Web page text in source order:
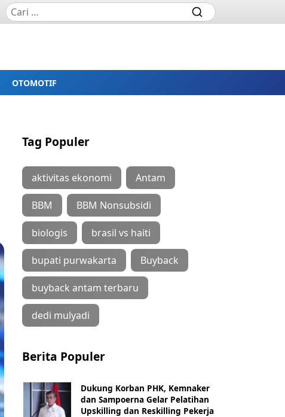
OTOMOTIF
Tag Populer
aktivitas ekonomi Antam
BBM BBM Nonsubsidi
biologis brasil vs haiti
bupati purwakarta Buyback
buyback antam terbaru
dedi mulyadi
Berita Populer
Dukung Korban PHK, Kemnaker
dan Sampoerna Gelar Pelatihan
Upskilling dan Reskilling Pekerja